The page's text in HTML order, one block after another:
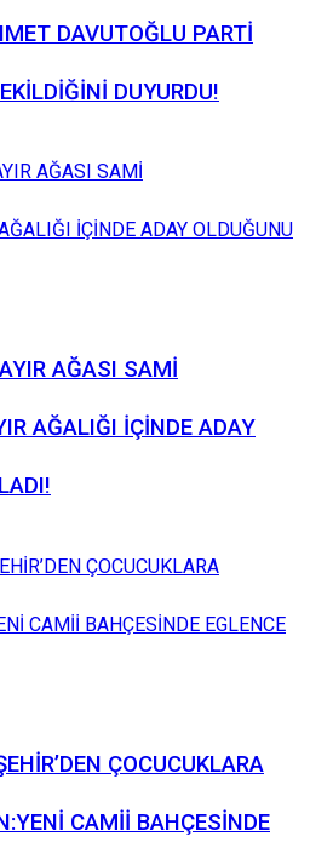
DAVUTOĞLU PARTİ
DUYURDU!
AĞASI SAMİ
AĞALIĞI İÇİNDE ADAY
ÇOCUCUKLARA
CAMİİ BAHÇESİNDE